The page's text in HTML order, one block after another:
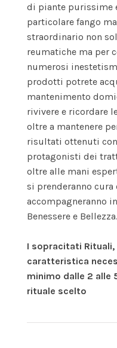
di piante purissime
particolare fango
straordinario non
reumatiche ma per
numerosi
prodotti potrete
mantenimento
rivivere e ricordare
oltre a mantenere
risultati ottenuti
protagonisti dei
oltre alle mani
si prenderanno cura
accompagneranno
Benessere e Bellezza.
I sopracitati Rituali,
caratteristica
minimo dalle 2 alle
rituale scelto